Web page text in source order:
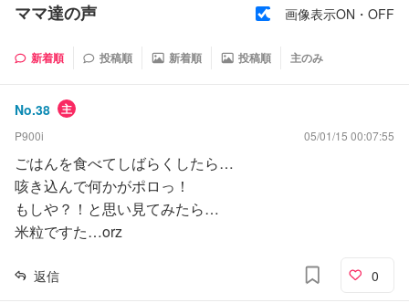
ママ達の声 画像表示ON・OFF
新着順 投稿順 新着順 投稿順 主のみ
No.38 主
P900i 05/01/15 00:07:55
ごはんを食べてしばらくしたら…
咳き込んで何かがポロっ！
もしや？！と思い見てみたら…
米粒ですた…orz
返信 0